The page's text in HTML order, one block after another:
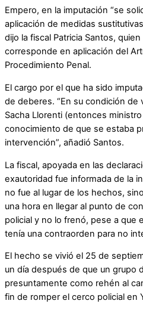
Empero, en la imputación “se
aplicación de medidas
dijo la fiscal Patricia Santos,
corresponde en aplicación del
Procedimiento Penal.
El cargo por el que ha sido
de deberes. “En su condición
Sacha Llorenti (entonces
conocimiento de que se estaba
intervención”, añadió Santos.
La fiscal, apoyada en las
exautoridad fue informada de la
no fue al lugar de los hechos,
una hora en llegar al punto de
policial y no lo frenó, pese a que
tenía una contraorden para no
El hecho se vivió el 25 de
un día después de que un grupo
presuntamente como rehén al
fin de romper el cerco policial en